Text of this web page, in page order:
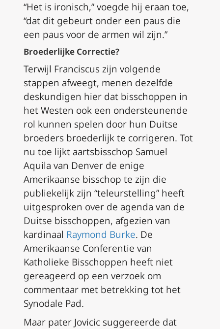
“Het is ironisch,” voegde hij eraan toe,
“dat dit gebeurt onder een paus die
een paus voor de armen wil zijn.”
Broederlijke Correctie?
Terwijl Franciscus zijn volgende
stappen afweegt, menen dezelfde
deskundigen hier dat bisschoppen in
het Westen ook een ondersteunende
rol kunnen spelen door hun Duitse
broeders broederlijk te corrigeren. Tot
nu toe lijkt aartsbisschop Samuel
Aquila van Denver de enige
Amerikaanse bisschop te zijn die
publiekelijk zijn “teleurstelling” heeft
uitgesproken over de agenda van de
Duitse bisschoppen, afgezien van
kardinaal Raymond Burke. De
Amerikaanse Conferentie van
Katholieke Bisschoppen heeft niet
gereageerd op een verzoek om
commentaar met betrekking tot het
Synodale Pad.
Maar pater Jovicic suggereerde dat